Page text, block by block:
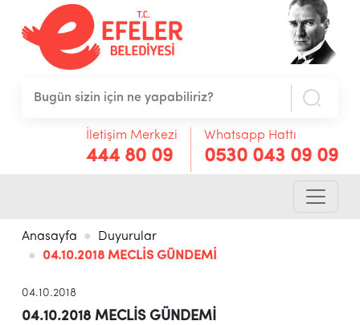
İletişim Merkezi
444 80 09
Whatsapp Hattı
0530 043 09 09
Anasayfa
Duyurular
04.10.2018 MECLİS GÜNDEMİ
04.10.2018
04.10.2018 MECLİS GÜNDEMİ